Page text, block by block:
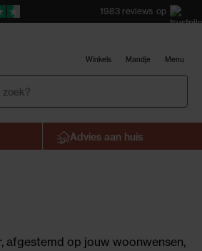
1983 reviews op
Winkels Mandje Menu
Advies aan huis
afgestemd op jouw woonwensen,